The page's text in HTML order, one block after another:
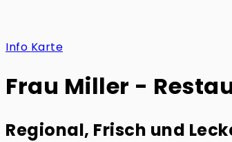
Info Karte
Frau Miller -
Regional, Frisch und